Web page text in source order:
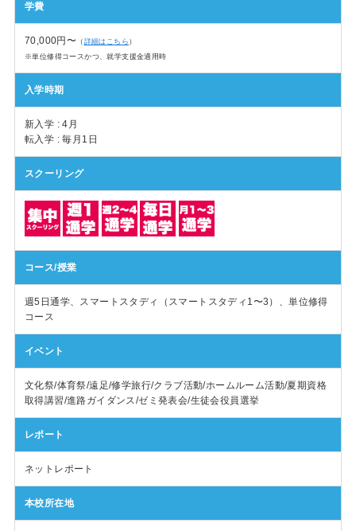
学費
70,000円〜 （ 詳細はこちら ）
※単位修得コースかつ、就学支援金適用時
入学時期
新入学 : 4月
転入学 : 毎月1日
スクーリング
コース/授業
週5日通学、スマートスタディ（スマートスタディ1〜3）、単位修得
コース
イベント
文化祭/体育祭/遠足/修学旅行/クラブ活動/ホームルーム活動/夏期資格
取得講習/進路ガイダンス/ゼミ発表会/生徒会役員選挙
レポート
ネットレポート
本校所在地